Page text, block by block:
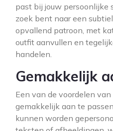
past bij jouw persoonlijke
zoek bent naar een
opvallend patroon, met
outfit aanvullen en
handelen.
Gemakkelijk
Een van de voordelen
gemakkelijk aan te
kunnen worden